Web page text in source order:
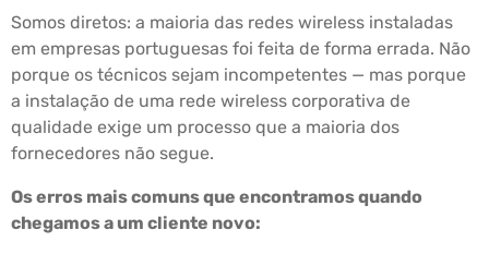
Somos diretos: a maioria das redes wireless instaladas
em empresas portuguesas foi feita de forma errada. Não
porque os técnicos sejam incompetentes — mas porque
a instalação de uma rede wireless corporativa de
qualidade exige um processo que a maioria dos
fornecedores não segue.
Os erros mais comuns que encontramos quando
chegamos a um cliente novo: